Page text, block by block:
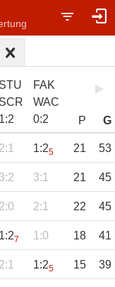
STU
SCR
1:2
FAK
WAC
0:2 P G
2:1 1:25 21 53
3:2 3:1 21 45
2:0 2:1 22 45
1:27 1:0 18 41
2:1 1:25 15 39